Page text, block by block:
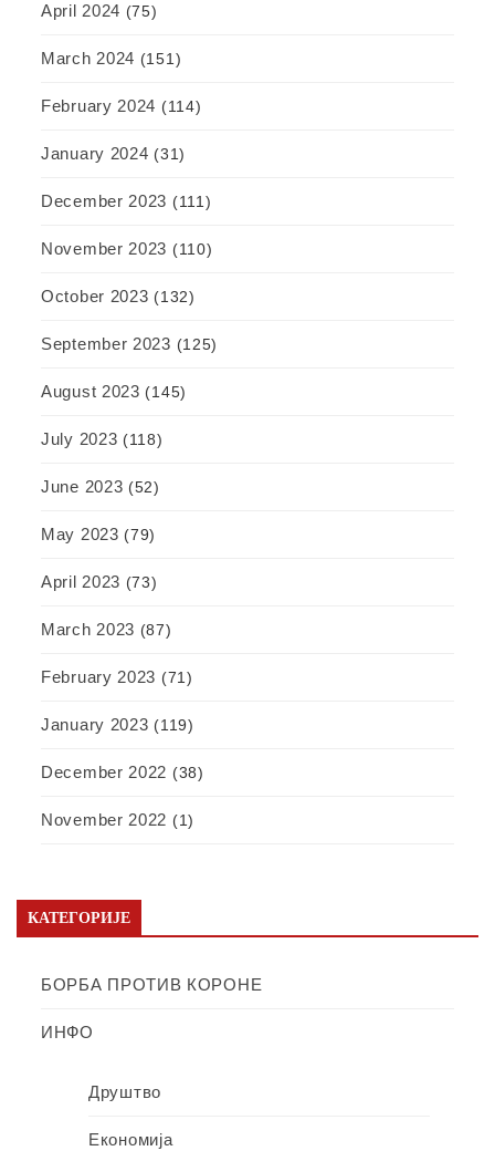
April 2024 (75)
March 2024 (151)
February 2024 (114)
January 2024 (31)
December 2023 (111)
November 2023 (110)
October 2023 (132)
September 2023 (125)
August 2023 (145)
July 2023 (118)
June 2023 (52)
May 2023 (79)
April 2023 (73)
March 2023 (87)
February 2023 (71)
January 2023 (119)
December 2022 (38)
November 2022 (1)
КАТЕГОРИЈЕ
БОРБА ПРОТИВ КОРОНЕ
ИНФО
Друштво
Економија